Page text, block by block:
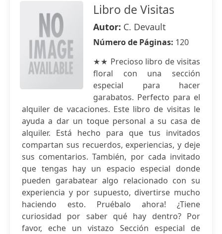
Libro de Visitas
Autor: C. Devault
Número de Páginas: 120
★★ Precioso libro de visitas
floral con una sección
especial para hacer
garabatos. Perfecto para el
alquiler de vacaciones. Este libro de visitas le
ayuda a dar un toque personal a su casa de
alquiler. Está hecho para que tus invitados
compartan sus recuerdos, experiencias, y deje
sus comentarios. También, por cada invitado
que tengas hay un espacio especial donde
pueden garabatear algo relacionado con su
experiencia y por supuesto, divertirse mucho
haciendo esto. Pruébalo ahora! ¿Tiene
curiosidad por saber qué hay dentro? Por
favor, eche un vistazo Sección especial de